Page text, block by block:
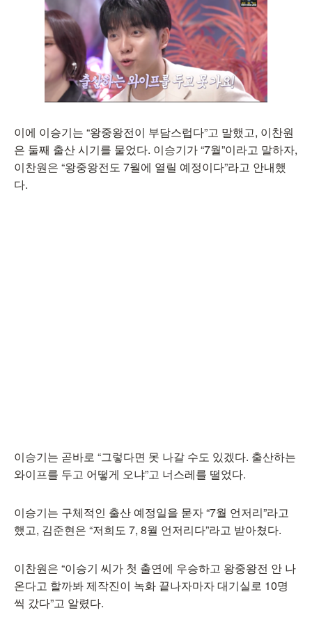
이에 이승기는 “왕중왕전이 부담스럽다”고 말했고, 이찬원
은 둘째 출산 시기를 물었다. 이승기가 “7월”이라고 말하자,
이찬원은 “왕중왕전도 7월에 열릴 예정이다”라고 안내했
다.
이승기는 곧바로 “그렇다면 못 나갈 수도 있겠다. 출산하는
와이프를 두고 어떻게 오냐”고 너스레를 떨었다.
이승기는 구체적인 출산 예정일을 묻자 “7월 언저리”라고
했고, 김준현은 “저희도 7, 8월 언저리다”라고 받아쳤다.
이찬원은 “이승기 씨가 첫 출연에 우승하고 왕중왕전 안 나
온다고 할까봐 제작진이 녹화 끝나자마자 대기실로 10명
씩 갔다”고 알렸다.